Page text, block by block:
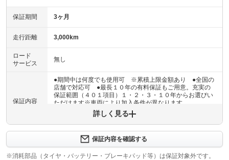
保証期間 3ヶ月
走行距離 3,000km
ロード
サービス
無し
保証内容
●期間中は何度でも使用可 ※累積上限金額あり ●全国の
店舗で対応可 ●最長１０年の有料保証もご用意。充実の
保証範囲（４０１項目）１・２・３・１０年からお選びい
ただけます※車両により加入条件が異なります
保証項目
３ヶ月・３０００ｋｍ以内ならエンジン、トランスミッシ
ョン、ハイブリッド、ステアリング、ブレーキの各機構に
おける主要項目を無償修理（または交換）いたします。
詳しく見る
保証内容を確認する
※消耗部品（タイヤ・バッテリー・ブレーキパッド等）は保証対象外です。